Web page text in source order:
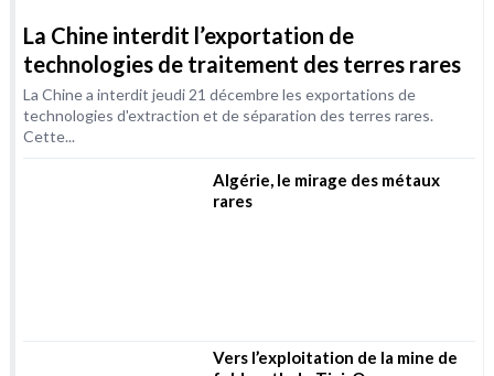
La Chine interdit l’exportation de
technologies de traitement des terres rares
La Chine a interdit jeudi 21 décembre les exportations de
technologies d'extraction et de séparation des terres rares.
Cette...
Algérie, le mirage des métaux
rares
Vers l’exploitation de la mine de